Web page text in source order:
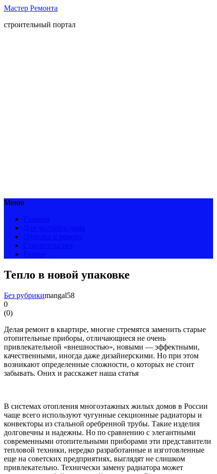
Мастер Ремонта
строительный портал
Меню
Тепло в новой упаковке
Без рубрикиmangal58
0
(0)
Делая ремонт в квартире, многие стремятся заменить старые
отопительные приборы, отличающиеся не очень
привлекательной «внешностью», новыми — эффектными,
качественными, иногда даже дизайнерскими. Но при этом
возникают определенные сложности, о которых не стоит
забывать. Оних и расскажет наша статья
В системах отопления многоэтажных жилых домов в России
чаще всего используют чугунные секционные радиаторы и
конвекторы из стальной оребренной трубы. Такие изделия
долговечны и надежны. Но по сравнению с элегантными
современными отопительными приборами эти представители
тепловой техники, нередко разработанные и изготовленные
еще на советских предприятиях, выглядят не слишком
привлекательно. Технически замену радиатора может